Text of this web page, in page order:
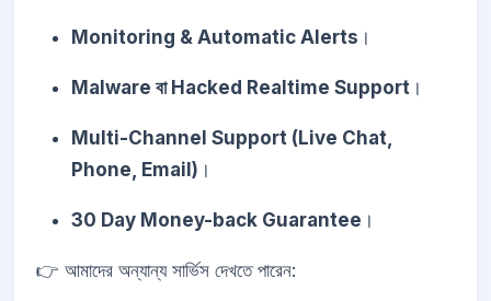
Monitoring & Automatic Alerts ।
Malware বা Hacked Realtime Support ।
Multi-Channel Support (Live Chat,
Phone, Email) ।
30 Day Money-back Guarantee ।
👉 আমাদের অন্যান্য সার্ভিস দেখতে পারেন: